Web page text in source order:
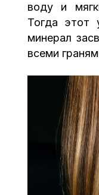
воду и
Тогда этот
минерал
всеми